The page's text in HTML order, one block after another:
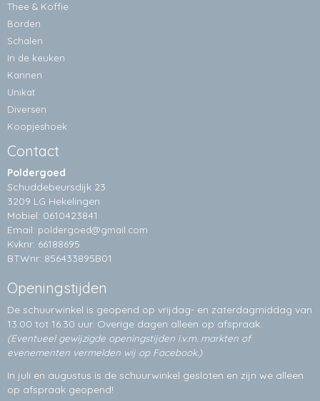
Thee & Koffie
Borden
Schalen
In de keuken
Kannen
Unikat
Diversen
Koopjeshoek
Contact
Poldergoed
Schuddebeursdijk 23
3209 LG Hekelingen
Mobiel: 0610423841
Email: poldergoed@gmail.com
Kvknr: 66188695
BTWnr: 856433895B01
Openingstijden
De schuurwinkel is geopend op vrijdag- en zaterdagmiddag van
13.00 tot 16.30 uur. Overige dagen alleen op afspraak.
(Eventueel gewijzigde openingstijden i.v.m. markten of
evenementen vermelden wij op Facebook.)
In juli en augustus is de schuurwinkel gesloten en zijn we alleen
op afspraak geopend!